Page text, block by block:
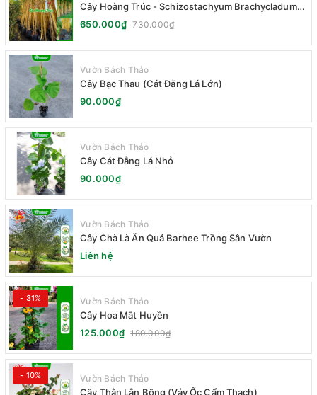
Cây Hoàng Trúc - Schizostachyum Brachycladum
Yello
650.000₫ 730.000₫
Vườn Bách Thảo
Cây Bạc Thau (Cát Đằng Lá Lớn)
90.000₫
Vườn Bách Thảo
Cây Cát Đằng Lá Nhỏ
90.000₫
Vườn Bách Thảo
Cây Chà Là Ăn Quả Barhee Trồng Sân Vườn
Liên hệ
- 31% Vườn Bách Thảo
Cây Hoa Mắt Huyền
125.000₫ 180.000₫
- 10% Vườn Bách Thảo
Cây Thằn Lằn Bông (Vảy Ốc Cẩm Thạch)